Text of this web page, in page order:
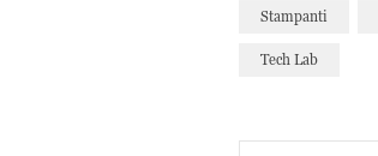
Stampanti
Tech Lab